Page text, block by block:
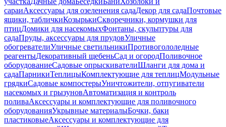
сараиАксессуары для озеленения садаДекор для садаПочтовые
ящики, табличкиКозырькиСкворечники, кормушки для
птицДомики для насекомыхФонтаны, скульптуры для
садаПруды, аксессуары для прудовУличные
обогревателиУличные светильникиПротивогололедные
реагентыДекоративный щебеньСад и огородПоливочное
оборудованиеСадовые опрыскивателиШланги для дома и
садаПарникиТеплицыКомплектующие для теплицМодульные
грядкиСадовые компостерыУничтожители, отпугиватели
насекомых и грызуновАвтоматизация и контроль
поливаАксессуары и комплектующие для поливочного
оборудованияУкрывные материалыБочки, баки
пластиковыеАксессуары и комплектующие для